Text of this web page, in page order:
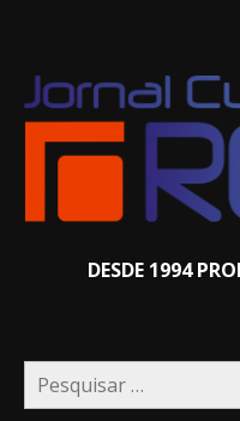
DESDE 1994
Pesquisar
por: